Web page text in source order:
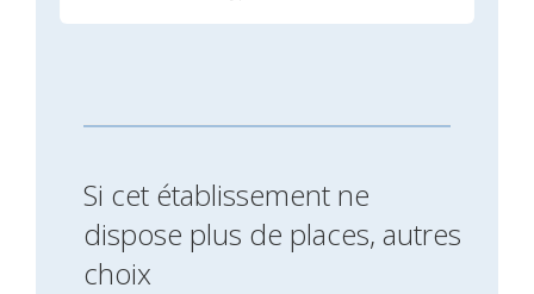
Si cet établissement ne
dispose plus de places, autres
choix